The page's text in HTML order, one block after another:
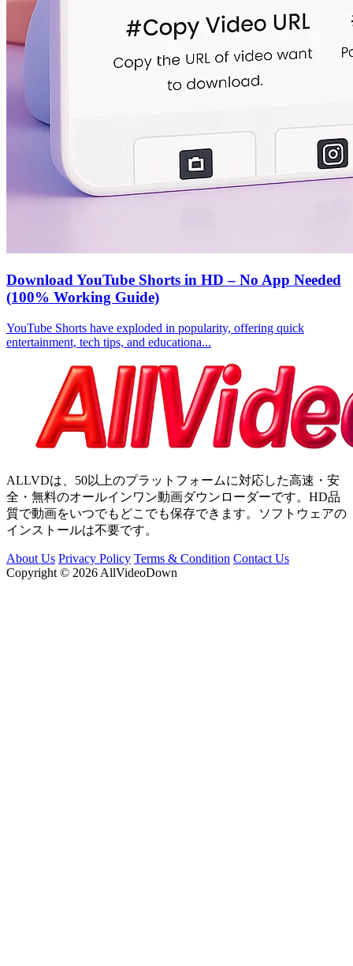
Download YouTube Shorts in HD – No App Needed
(100% Working Guide)
YouTube Shorts have exploded in popularity, offering quick
entertainment, tech tips, and educationa...
ALLVDは、50以上のプラットフォームに対応した高速・安
全・無料のオールインワン動画ダウンローダーです。HD品
質で動画をいつでもどこでも保存できます。ソフトウェアの
インストールは不要です。
About Us Privacy Policy Terms & Condition Contact Us
Copyright © 2026 AllVideoDown